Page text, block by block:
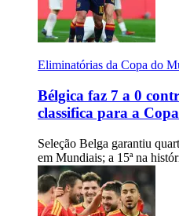
Eliminatórias da Copa do
Bélgica faz 7 a 0
classifica para a
Seleção Belga garantiu
em Mundiais; a 15ª na